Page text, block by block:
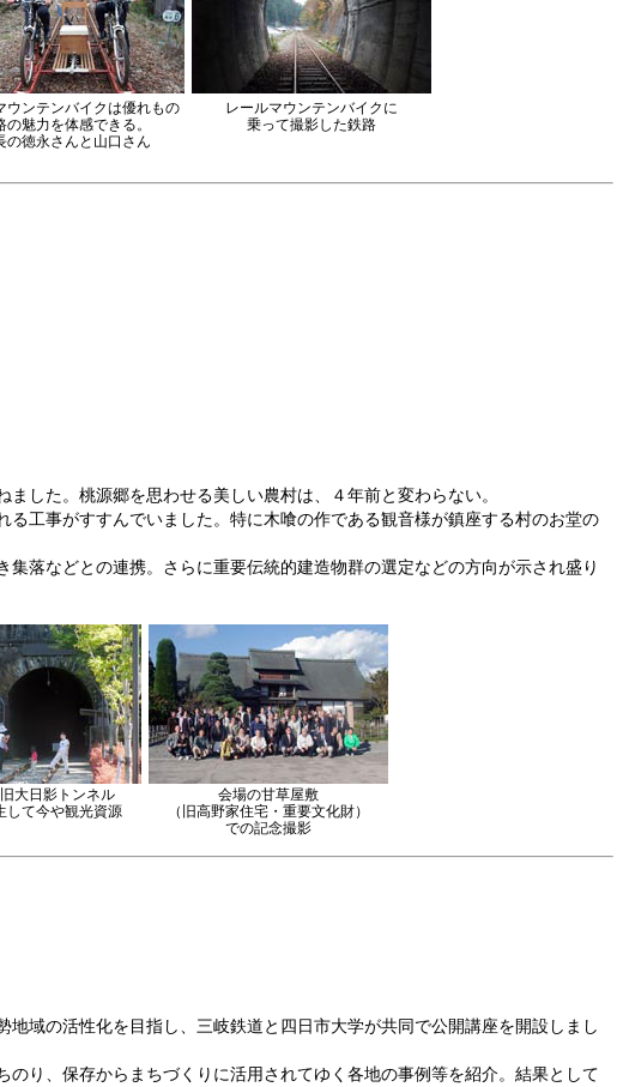
ウンテンバイクは優れもの
の魅力を体感できる。
の徳永さんと山口さん
レールマウンテンバイクに
乗って撮影した鉄路
した。桃源郷を思わせる美しい農村は、４年前と変わらない。
工事がすすんでいました。特に木喰の作である観音様が鎮座する村のお堂の
落などとの連携。さらに重要伝統的建造物群の選定などの方向が示され盛り
大日影トンネル
して今や観光資源
会場の甘草屋敷
（旧高野家住宅・重要文化財）
での記念撮影
域の活性化を目指し、三岐鉄道と四日市大学が共同で公開講座を開設しまし
り、保存からまちづくりに活用されてゆく各地の事例等を紹介。結果として